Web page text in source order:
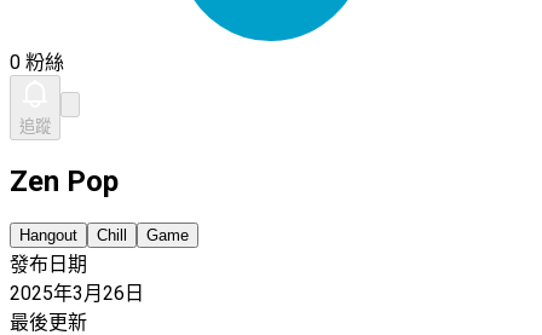
0 粉絲
追蹤
Zen Pop
Hangout Chill Game
發布日期
2025年3月26日
最後更新